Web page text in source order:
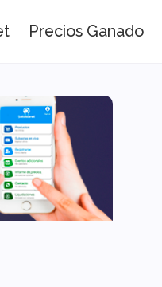
Precios Ganado